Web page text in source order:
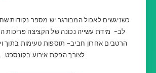
כשניגשים לאכול המבורגר יש מספר נקודות
לב- מידת עשייה נכונה של הקציצה פריכות
הרטבים אחרון חביב- תוספות טעימות בתוך
לצורך הפקת אירוע בקונספט…